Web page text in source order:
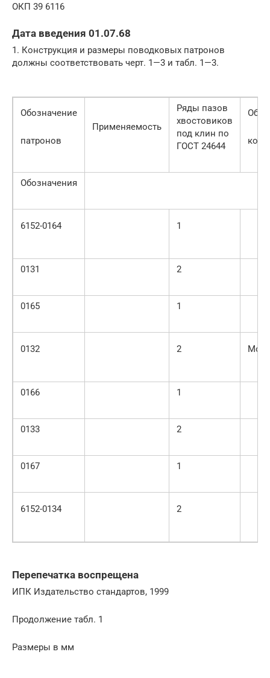
ОКП 39 6116
Дата введения 01.07.68
1. Конструкция и размеры поводковых патронов
должны соответствовать черт. 1—3 и табл. 1—3.
Обозначение
патронов
Применяемость
Ряды пазов
хвостовиков
под клин по
ГОСТ 24644
Обозначения
6152-0164 1
0131 2
0165 1
0132 2
0166 1
0133 2
0167 1
6152-0134 2
Перепечатка воспрещена
ИПК Издательство стандартов, 1999
Продолжение табл. 1
Размеры в мм